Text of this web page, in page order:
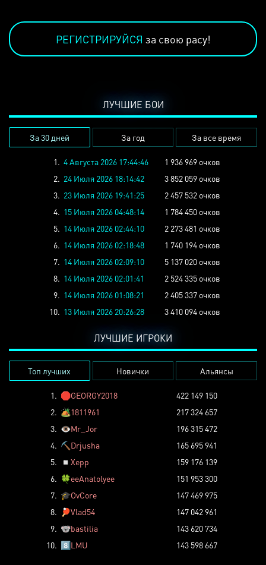
РЕГИСТРИРУЙСЯ за свою расу!
ЛУЧШИЕ БОИ
За 30 дней За год За все время
1. 4 Августа 2026 17:44:46
1 936 969 очков
2. 24 Июля 2026 18:14:42
3 852 059 очков
3. 23 Июля 2026 19:41:25
2 457 532 очков
4. 15 Июля 2026 04:48:14
1 784 450 очков
5. 14 Июля 2026 02:44:10
2 273 481 очков
6. 14 Июля 2026 02:18:48
1 740 194 очков
7. 14 Июля 2026 02:09:10
5 137 020 очков
8. 14 Июля 2026 02:01:41
2 524 335 очков
9. 14 Июля 2026 01:08:21
2 405 337 очков
10. 13 Июля 2026 20:26:28 3 410 094 очков
ЛУЧШИЕ ИГРОКИ
Топ лучших Новички Альянсы
1. 🛑GEORGY2018
422 149 150
2. 🏕️1811961
217 324 657
3. 👁️Mr_Jor
196 315 472
4. ⛏️ Drjusha
165 695 941
5.
◽ Xepp
159 176 139
6. 🍀eeAnatolyee
151 953 300
7. 🎓OvCore
147 469 975
8.
🏓Vlad54
147 042 961
9. 🐨bastilia
143 620 734
10. 8️⃣LMU 143 598 667